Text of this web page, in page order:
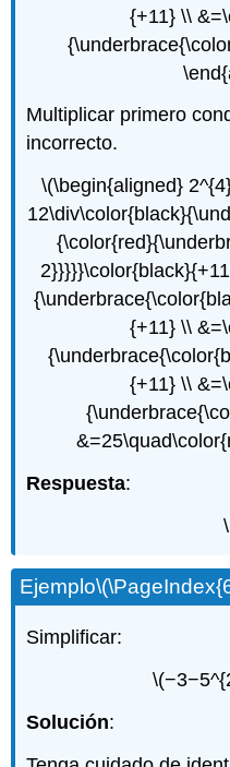
{+11} \\
Multiplicar primero
incorrecto.
\(\begin{aligned}
{+11} \\
{+11} \\
Respuesta:
Ejemplo
Simplificar:
Solución: